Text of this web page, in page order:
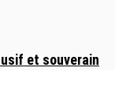
et souverain